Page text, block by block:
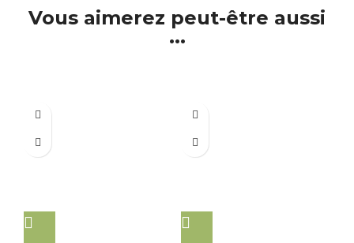
Vous aimerez peut-être aussi
...